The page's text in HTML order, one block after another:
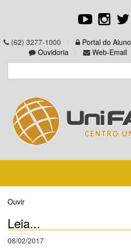
(62) 3277-1000 Portal do Aluno
Ouvidoria
Web-Email
Ouvir
Leia...
08/02/2017